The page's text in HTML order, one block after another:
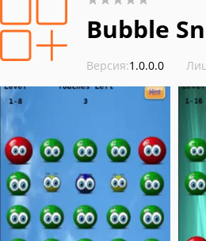
Bubble
Версия:1.0.0.0